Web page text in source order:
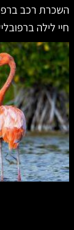
השכרת רכב
חיי לילה